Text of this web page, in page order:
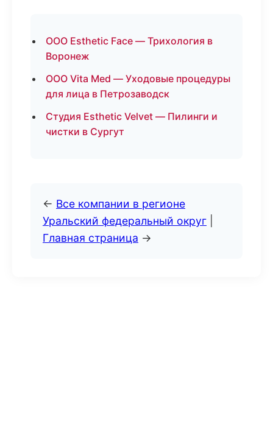
ООО Esthetic Face — Трихология в
Воронеж
ООО Vita Med — Уходовые процедуры
для лица в Петрозаводск
Студия Esthetic Velvet — Пилинги и
чистки в Сургут
← Все компании в регионе
Уральский федеральный округ
Главная страница →